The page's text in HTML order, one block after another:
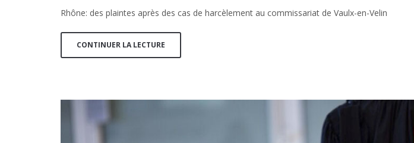
Rhône: des plaintes après des cas de harcèlement au commissariat de Vaulx-en-Velin
CONTINUER LA LECTURE